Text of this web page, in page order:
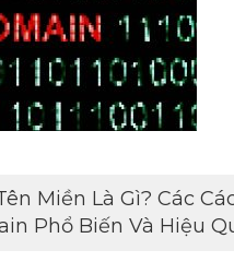
Miền Là Gì? Các
Phổ Biến Và Hiệu